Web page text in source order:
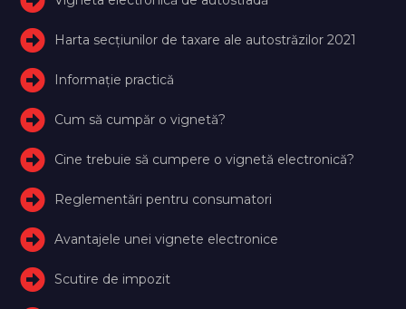
Harta secțiunilor de taxare ale autostrăzilor 2021
Informație practică
Cum să cumpăr o vignetă?
Cine trebuie să cumpere o vignetă electronică?
Reglementări pentru consumatori
Avantajele unei vignete electronice
Scutire de impozit